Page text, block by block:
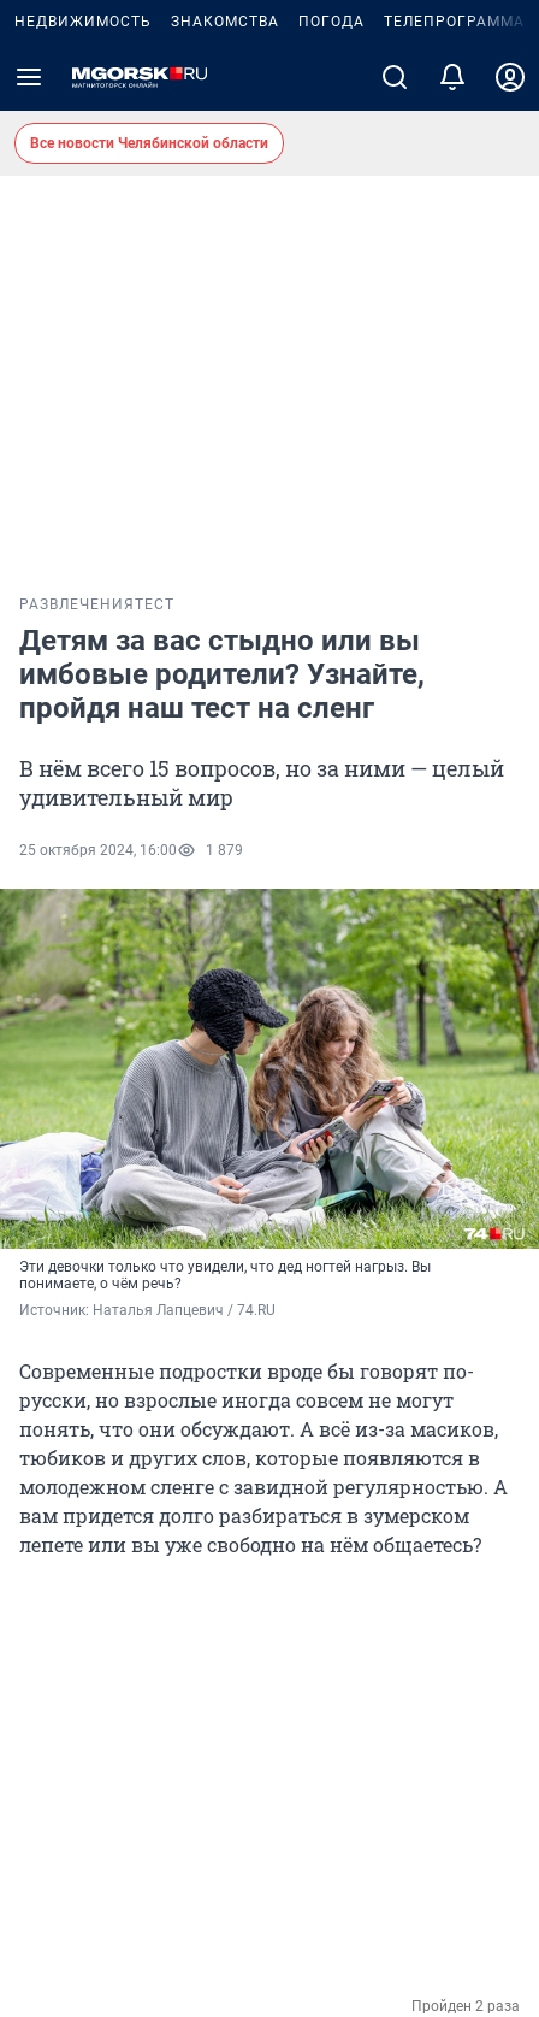
НЕДВИЖИМОСТЬ ЗНАКОМСТВА ПОГОДА ТЕЛЕПРОГРАММА
Все новости Челябинской области
РАЗВЛЕЧЕНИЯ ТЕСТ
Детям за вас стыдно или вы
имбовые родители? Узнайте,
пройдя наш тест на сленг
В нём всего 15 вопросов, но за ними — целый
удивительный мир
25 октября 2024, 16:00 1 879
Эти девочки только что увидели, что дед ногтей нагрыз. Вы
понимаете, о чём речь?
Источник: Наталья Лапцевич / 74.RU
Современные подростки вроде бы говорят по-
русски, но взрослые иногда совсем не могут
понять, что они обсуждают. А всё из-за масиков,
тюбиков и других слов, которые появляются в
молодежном сленге с завидной регулярностью. А
вам придется долго разбираться в зумерском
лепете или вы уже свободно на нём общаетесь?
Пройден 2 раза